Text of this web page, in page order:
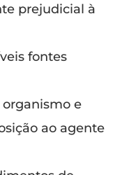
prejudicial à
fontes
e
ao agente